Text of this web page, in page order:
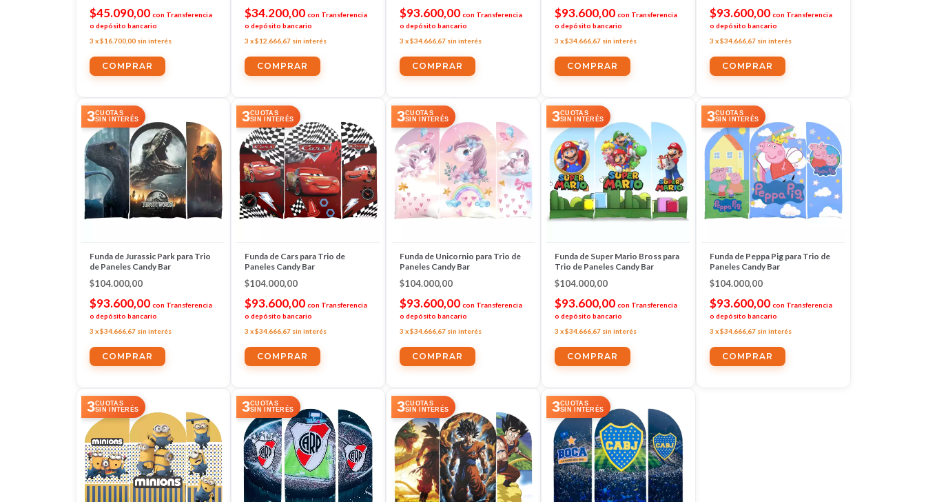
$45.090,00 con Transferencia
o depósito bancario
3 x$16.700,00 sin interés
$34.200,00 con Transferencia
o depósito bancario
3 x$12.666,67 sin interés
$93.600,00 con Transferencia
o depósito bancario
3 x$34.666,67 sin interés
$93.600,00 con Transferencia
o depósito bancario
3 x$34.666,67 sin interés
$93.600,00 con Transferencia
o depósito bancario
3 x$34.666,67 sin interés
3CUOTAS
SIN INTERÉS
Funda de Jurassic Park para Trio
de Paneles Candy Bar
$104.000,00
$93.600,00 con Transferencia
o depósito bancario
3 x$34.666,67 sin interés
3CUOTAS
SIN INTERÉS
Funda de Cars para Trio de
Paneles Candy Bar
$104.000,00
$93.600,00 con Transferencia
o depósito bancario
3 x$34.666,67 sin interés
3CUOTAS
SIN INTERÉS
Funda de Unicornio para Trio de
Paneles Candy Bar
$104.000,00
$93.600,00 con Transferencia
o depósito bancario
3 x$34.666,67 sin interés
3CUOTAS
SIN INTERÉS
Funda de Super Mario Bross para
Trio de Paneles Candy Bar
$104.000,00
$93.600,00 con Transferencia
o depósito bancario
3 x$34.666,67 sin interés
3CUOTAS
SIN INTERÉS
Funda de Peppa Pig para Trio de
Paneles Candy Bar
$104.000,00
$93.600,00 con Transferencia
o depósito bancario
3 x$34.666,67 sin interés
3CUOTAS
SIN INTERÉS
3CUOTAS
SIN INTERÉS
3CUOTAS
SIN INTERÉS
3CUOTAS
SIN INTERÉS